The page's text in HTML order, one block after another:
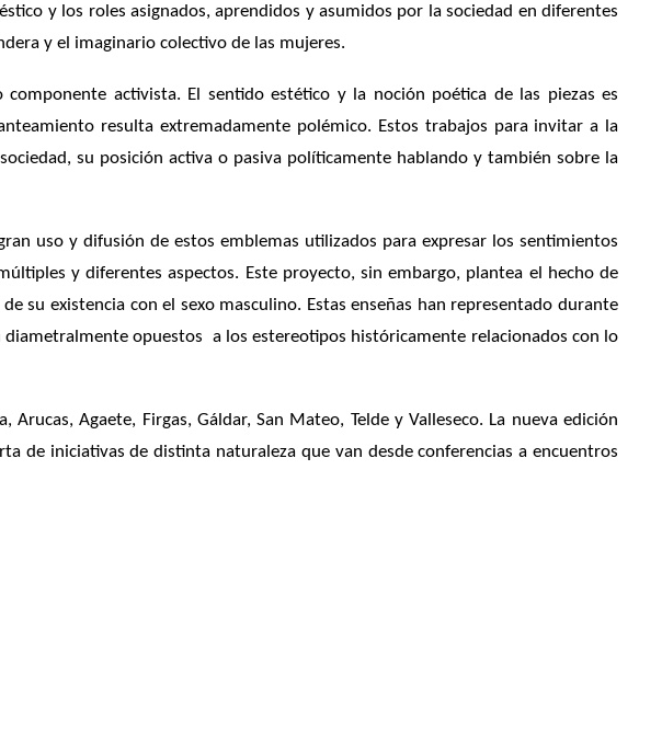
y los roles asignados, aprendidos y asumidos por la sociedad en diferentes
y el imaginario colectivo de las mujeres.
activista. El sentido estético y la noción poética de las piezas es
resulta extremadamente polémico. Estos trabajos para invitar a la
su posición activa o pasiva políticamente hablando y también sobre la
uso y difusión de estos emblemas utilizados para expresar los sentimientos
y diferentes aspectos. Este proyecto, sin embargo, plantea el hecho de
su existencia con el sexo masculino. Estas enseñas han representado durante
opuestos a los estereotipos históricamente relacionados con lo
Agaete, Firgas, Gáldar, San Mateo, Telde y Valleseco. La nueva edición
de iniciativas de distinta naturaleza que van desde conferencias a encuentros